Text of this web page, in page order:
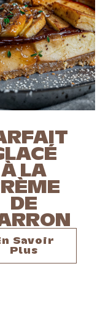
À LA
DE
Savoir
Plus